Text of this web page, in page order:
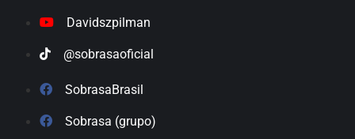
Davidszpilman
@sobrasaoficial
SobrasaBrasil
Sobrasa (grupo)